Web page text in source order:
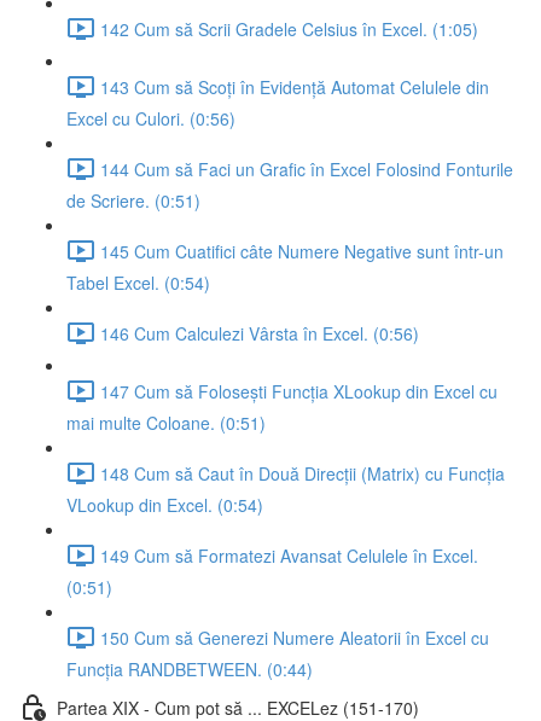
142 Cum să Scrii Gradele Celsius în Excel. (1:05)
143 Cum să Scoți în Evidență Automat Celulele din
Excel cu Culori. (0:56)
144 Cum să Faci un Grafic în Excel Folosind Fonturile
de Scriere. (0:51)
145 Cum Cuatifici câte Numere Negative sunt într-un
Tabel Excel. (0:54)
146 Cum Calculezi Vârsta în Excel. (0:56)
147 Cum să Folosești Funcția XLookup din Excel cu
mai multe Coloane. (0:51)
148 Cum să Caut în Două Direcții (Matrix) cu Funcția
VLookup din Excel. (0:54)
149 Cum să Formatezi Avansat Celulele în Excel.
(0:51)
150 Cum să Generezi Numere Aleatorii în Excel cu
Funcția RANDBETWEEN. (0:44)
Partea XIX - Cum pot să ... EXCELez (151-170)